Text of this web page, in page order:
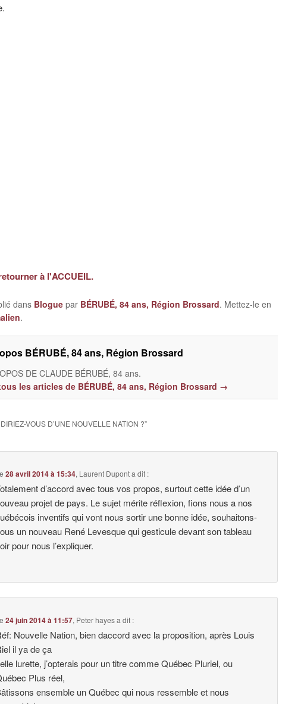
à l'ACCUEIL.
dans Blogue par BÉRUBÉ, 84 ans, Région Brossard. Mettez-le en
.
BÉRUBÉ, 84 ans, Région Brossard
DE CLAUDE BÉRUBÉ, 84 ans.
les articles de BÉRUBÉ, 84 ans, Région Brossard →
VOUS D’UNE NOUVELLE NATION ?”
28 avril 2014 à 15:34, Laurent Duponta dit :
d’accord avec tous vos propos, surtout cette idée d’un
projet de pays. Le sujet mérite réflexion, fions nous a nos
inventifs qui vont nous sortir une bonne idée, souhaitons-
un nouveau René Levesque qui gesticule devant son tableau
pour nous l’expliquer.
24 juin 2014 à 11:57, Peter hayesa dit :
Nouvelle Nation, bien daccord avec la proposition, après Louis
il ya de ça
lurette, j’opterais pour un titre comme Québec Pluriel, ou
Plus réel,
ensemble un Québec qui nous ressemble et nous